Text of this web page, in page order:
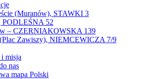
(Muranów), STAWKI 3
PODLEŚNA 52
– CZERNIAKOWSKA 139
Zawiszy), NIEMCEWICZA 7/9
misja
nas
mapa Polski